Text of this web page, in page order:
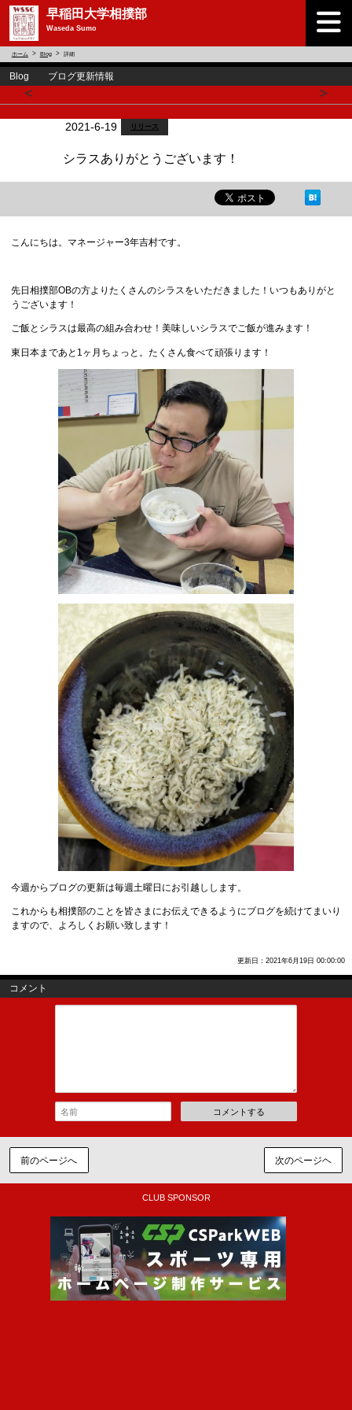
早稲田大学相撲部
Waseda Sumo
ホーム Blog 詳細
Blog ブログ更新情報
< >
2021-6-19 リリース
シラスありがとうございます！
こんにちは。マネージャー3年吉村です。
先日相撲部OBの方よりたくさんのシラスをいただきました！いつもありがと
うございます！
ご飯とシラスは最高の組み合わせ！美味しいシラスでご飯が進みます！
東日本まであと1ヶ月ちょっと。たくさん食べて頑張ります！
今週からブログの更新は毎週土曜日にお引越しします。
これからも相撲部のことを皆さまにお伝えできるようにブログを続けてまいり
ますので、よろしくお願い致します！
更新日：2021年6月19日 00:00:00
コメント
コメントする
前のページへ 次のページヘ
CLUB SPONSOR